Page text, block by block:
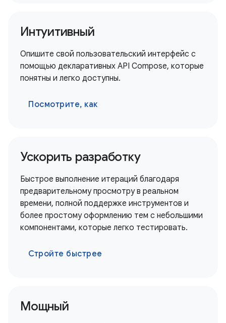
Интуитивный
Опишите свой пользовательский интерфейс с
помощью декларативных API Compose, которые
понятны и легко доступны.
Посмотрите, как
Ускорить разработку
Быстрое выполнение итераций благодаря
предварительному просмотру в реальном
времени, полной поддержке инструментов и
более простому оформлению тем с небольшими
компонентами, которые легко тестировать.
Стройте быстрее
Мощный